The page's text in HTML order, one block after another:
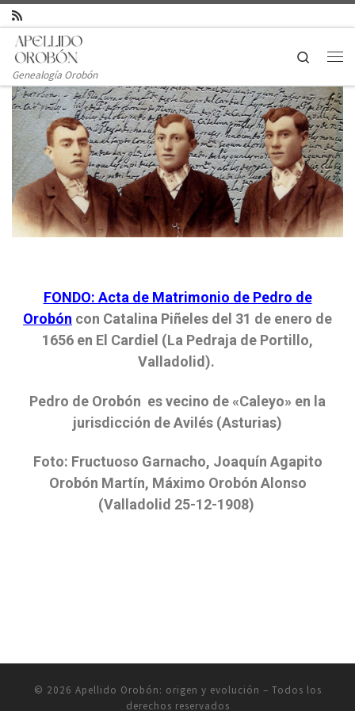
Saltar al contenido
Genealogía Orobón
Search
FONDO: Acta de Matrimonio de Pedro de
Orobón con Catalina Piñeles del 31 de enero de
1656 en El Cardiel (La Pedraja de Portillo,
Valladolid).
Pedro de Orobón es vecino de «Caleyo» en la
jurisdicción de Avilés (Asturias)
Foto: Fructuoso Garnacho, Joaquín Agapito
Orobón Martín, Máximo Orobón Alonso
(Valladolid 25-12-1908)
© 2026 Apellido Orobón: origen y evolución – Todos los
derechos reservados